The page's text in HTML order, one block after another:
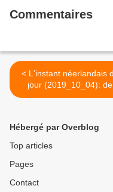
Commentaires
< L'instant néerlandais du
jour (2019_10_04): de
Noordzee
Hébergé par Overblog
Top articles
Pages
Contact